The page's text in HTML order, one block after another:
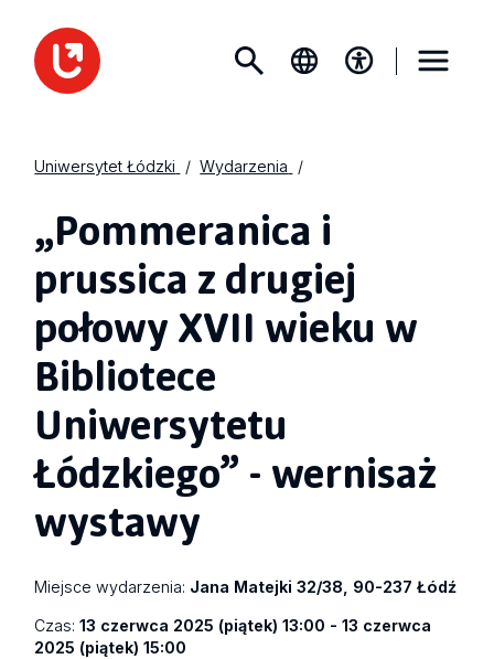
Uniwersytet Łódzki Wydarzenia
„Pommeranica i
prussica z drugiej
połowy XVII wieku w
Bibliotece
Uniwersytetu
Łódzkiego” - wernisaż
wystawy
Miejsce wydarzenia: Jana Matejki 32/38, 90-237 Łódź
Czas:13 czerwca 2025 (piątek) 13:00 - 13 czerwca
2025 (piątek) 15:00